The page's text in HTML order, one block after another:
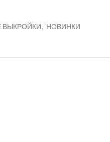
ВЫКРОЙКИ, НОВИНКИ